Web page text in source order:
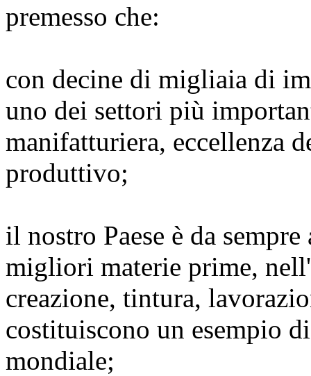
premesso che:
con decine di migliaia di
uno dei settori più
manifatturiera, eccellenza
produttivo;
il nostro Paese è da
migliori materie prime,
creazione, tintura,
costituiscono un esempio
mondiale;